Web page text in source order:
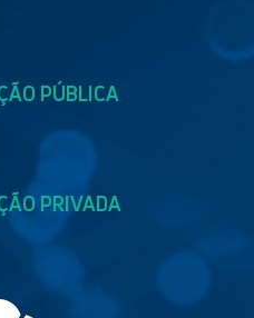
PÚBLICA
PRIVADA